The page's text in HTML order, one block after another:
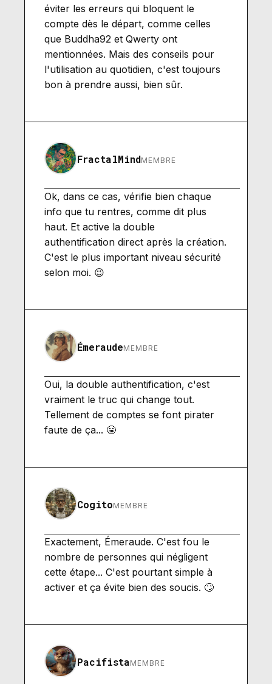
éviter les erreurs qui bloquent le
compte dès le départ, comme celles
que Buddha92 et Qwerty ont
mentionnées. Mais des conseils pour
l'utilisation au quotidien, c'est toujours
bon à prendre aussi, bien sûr.
FractalMindMEMBRE
Ok, dans ce cas, vérifie bien chaque
info que tu rentres, comme dit plus
haut. Et active la double
authentification direct après la création.
C'est le plus important niveau sécurité
selon moi. 😉
ÉmeraudeMEMBRE
Oui, la double authentification, c'est
vraiment le truc qui change tout.
Tellement de comptes se font pirater
faute de ça... 😬
CogitoMEMBRE
Exactement, Émeraude. C'est fou le
nombre de personnes qui négligent
cette étape... C'est pourtant simple à
activer et ça évite bien des soucis. 🙄
PacifistaMEMBRE